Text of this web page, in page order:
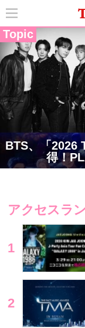
Topic
BTS、「2026
得！
アクセスラ
1
2